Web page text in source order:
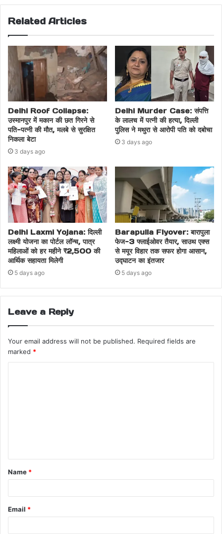
बेहतर सुविधाओं के लिए प्रभावी कदम उठाएगी।
Share this:
Facebook X
Related Articles
Delhi Roof Collapse:
उस्मानपुर में मकान की छत गिरने से
पति-पत्नी की मौत, मलबे से सुरक्षित
निकला बेटा
3 days ago
Delhi Murder Case: संपत्ति
के लालच में पत्नी की हत्या, दिल्ली
पुलिस ने मथुरा से आरोपी पति को दबोचा
3 days ago
Delhi Laxmi Yojana: दिल्ली
लक्ष्मी योजना का पोर्टल लॉन्च, पात्र
महिलाओं को हर महीने ₹2,500 की
आर्थिक सहायता मिलेगी
5 days ago
Barapulla Flyover: बारापुला
फेज-3 फ्लाईओवर तैयार, साउथ एक्स
से मयूर विहार तक सफर होगा आसान,
उद्घाटन का इंतजार
5 days ago
Leave a Reply
Your email address will not be published. Required fields are
marked *
Name *
Email *